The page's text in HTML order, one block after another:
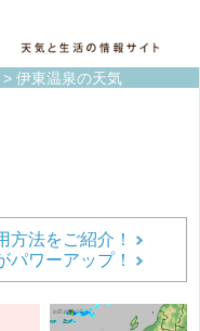
> 伊東温泉の天気
方法をご紹介！
パワーアップ！